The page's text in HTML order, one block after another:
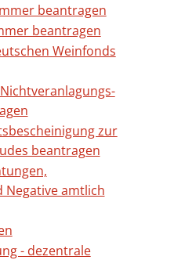
beantragen
beantragen
Weinfonds
zur
beantragen
Negative amtlich
- dezentrale